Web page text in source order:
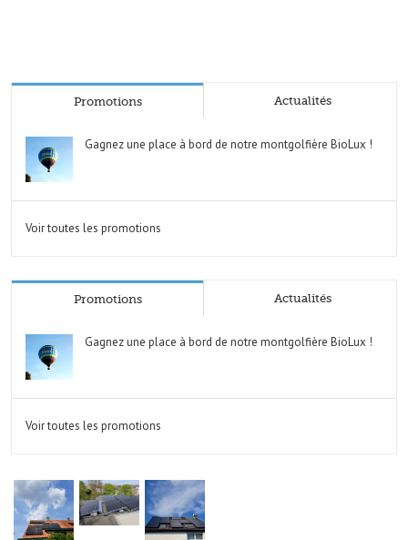
Promotions Actualités
Gagnez une place à bord de notre montgolfière BioLux !
Voir toutes les promotions
Promotions Actualités
Gagnez une place à bord de notre montgolfière BioLux !
Voir toutes les promotions